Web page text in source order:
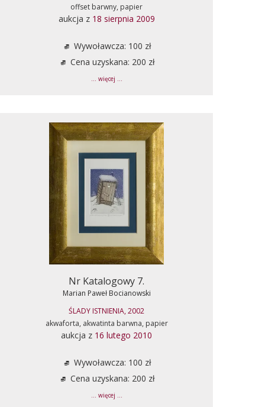
offset barwny, papier
aukcja z 18 sierpnia 2009
Wywoławcza: 100 zł
Cena uzyskana: 200 zł
... więcej ...
Nr Katalogowy 7.
Marian Paweł Bocianowski
ŚLADY ISTNIENIA, 2002
akwaforta, akwatinta barwna, papier
aukcja z 16 lutego 2010
Wywoławcza: 100 zł
Cena uzyskana: 200 zł
... więcej ...